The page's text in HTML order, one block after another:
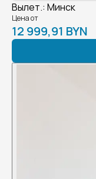
Вылет.: Минск
Цена от
12 999,91 BYN